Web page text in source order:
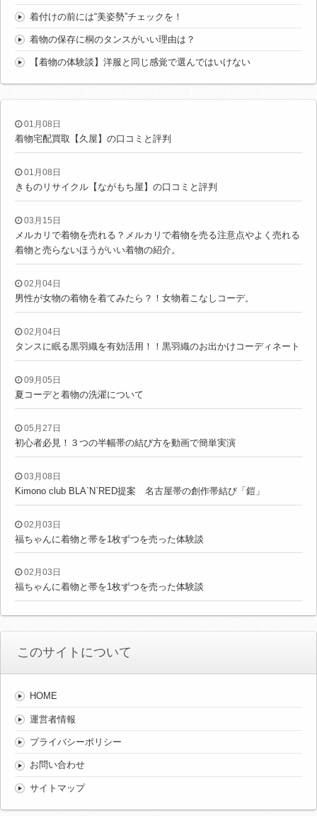
着付けの前には“美姿勢”チェックを！
着物の保存に桐のタンスがいい理由は？
【着物の体験談】洋服と同じ感覚で選んではいけない
01月08日
着物宅配買取【久屋】の口コミと評判
01月08日
きものリサイクル【ながもち屋】の口コミと評判
03月15日
メルカリで着物を売れる？メルカリで着物を売る注意点やよく売れる
着物と売らないほうがいい着物の紹介。
02月04日
男性が女物の着物を着てみたら？！女物着こなしコーデ。
02月04日
タンスに眠る黒羽織を有効活用！！黒羽織のお出かけコーディネート
09月05日
夏コーデと着物の洗濯について
05月27日
初心者必見！３つの半幅帯の結び方を動画で簡単実演
03月08日
Kimono club BLA`N`RED提案 名古屋帯の創作帯結び「鎧」
02月03日
福ちゃんに着物と帯を1枚ずつを売った体験談
02月03日
福ちゃんに着物と帯を1枚ずつを売った体験談
このサイトについて
HOME
運営者情報
プライバシーポリシー
お問い合わせ
サイトマップ